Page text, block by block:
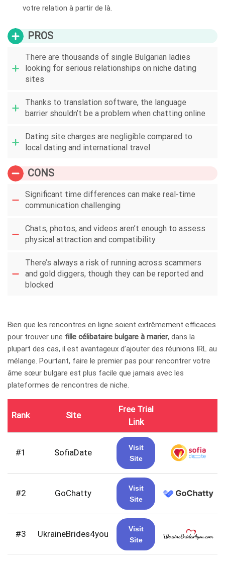
votre relation à partir de là.
PROS
There are thousands of single Bulgarian ladies
looking for serious relationships on niche dating
sites
Thanks to translation software, the language
barrier shouldn’t be a problem when chatting online
Dating site charges are negligible compared to
local dating and international travel
CONS
Significant time differences can make real-time
communication challenging
Chats, photos, and videos aren’t enough to assess
physical attraction and compatibility
There’s always a risk of running across scammers
and gold diggers, though they can be reported and
blocked
Bien que les rencontres en ligne soient extrêmement efficaces
pour trouver une fille célibataire bulgare à marier, dans la
plupart des cas, il est avantageux d’ajouter des réunions IRL au
mélange. Pourtant, faire le premier pas pour rencontrer votre
âme sœur bulgare est plus facile que jamais avec les
plateformes de rencontres de niche.
Rank Site
Free Trial
Link
#1 SofiaDate
Visit
Site
#2 GoChatty
Visit
Site
#3 UkraineBrides4you
Visit
Site